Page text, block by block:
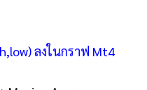
ลงในกราฟ Mt4